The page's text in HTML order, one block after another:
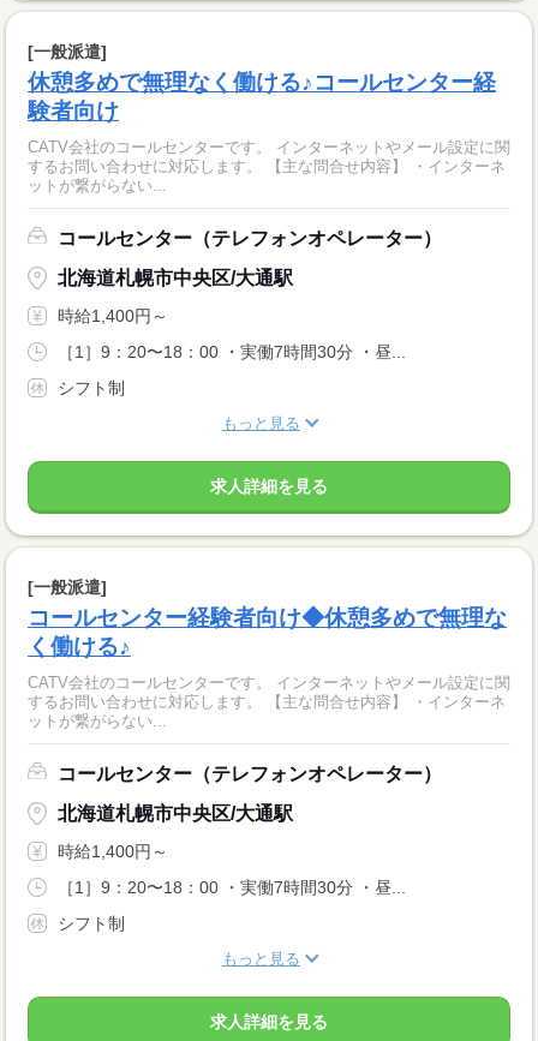
[一般派遣]
休憩多めで無理なく働ける♪コールセンター経
験者向け
CATV会社のコールセンターです。 インターネットやメール設定に関
するお問い合わせに対応します。 【主な問合せ内容】 ・インターネ
ットが繋がらない...
コールセンター（テレフォンオペレーター）
北海道札幌市中央区/大通駅
時給1,400円～
［1］9：20〜18：00 ・実働7時間30分 ・昼...
シフト制
もっと見る
求人詳細を見る
[一般派遣]
コールセンター経験者向け◆休憩多めで無理な
く働ける♪
CATV会社のコールセンターです。 インターネットやメール設定に関
するお問い合わせに対応します。 【主な問合せ内容】 ・インターネ
ットが繋がらない...
コールセンター（テレフォンオペレーター）
北海道札幌市中央区/大通駅
時給1,400円～
［1］9：20〜18：00 ・実働7時間30分 ・昼...
シフト制
もっと見る
求人詳細を見る